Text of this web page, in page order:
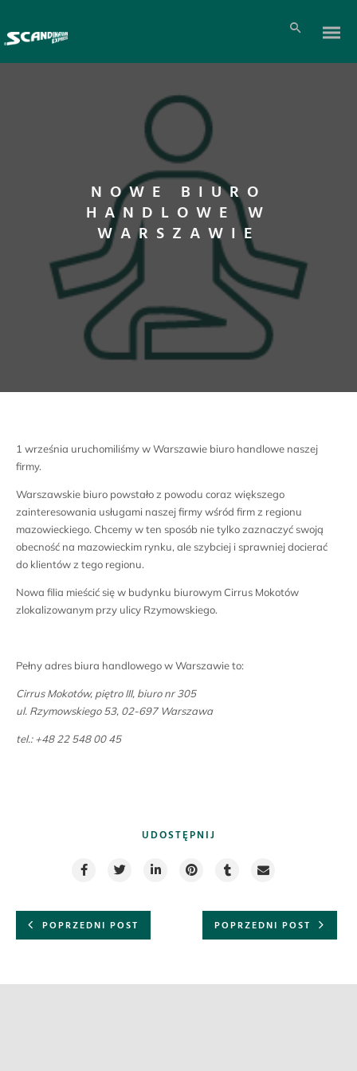
NOWE BIURO
HANDLOWE W
WARSZAWIE
1 września uruchomiliśmy w Warszawie biuro handlowe naszej
firmy.
Warszawskie biuro powstało z powodu coraz większego
zainteresowania usługami naszej firmy wśród firm z regionu
mazowieckiego. Chcemy w ten sposób nie tylko zaznaczyć swoją
obecność na mazowieckim rynku, ale szybciej i sprawniej docierać
do klientów z tego regionu.
Nowa filia mieścić się w budynku biurowym Cirrus Mokotów
zlokalizowanym przy ulicy Rzymowskiego.
Pełny adres biura handlowego w Warszawie to:
Cirrus Mokotów, piętro III, biuro nr 305
ul. Rzymowskiego 53, 02-697 Warszawa
tel.: +48 22 548 00 45
UDOSTĘPNIJ
POPRZEDNI POST POPRZEDNI POST